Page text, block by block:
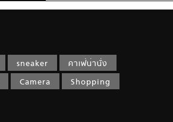
sneaker
คาเฟ่น่านั่ง
Camera Shopping